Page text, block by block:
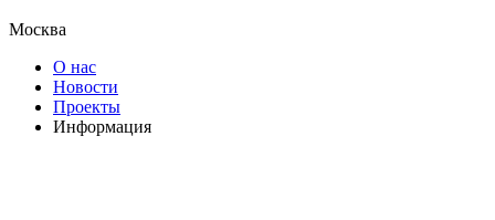
Москва
О нас
Новости
Проекты
Информация